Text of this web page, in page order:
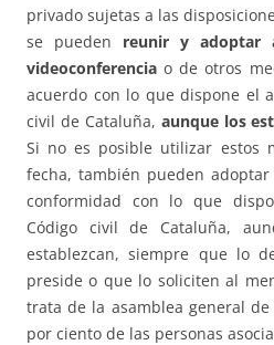
privado sujetas a las
se pueden reunir y adoptar
videoconferencia o de otros
acuerdo con lo que dispone el
civil de Cataluña, aunque los
Si no es posible utilizar estos
fecha, también pueden
conformidad con lo que
Código civil de Cataluña,
establezcan, siempre que lo
preside o que lo soliciten al
trata de la asamblea general
por ciento de las personas